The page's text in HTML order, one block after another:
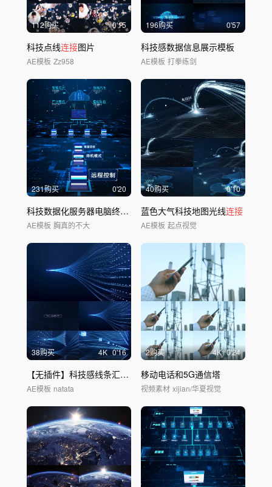
112购买 0'15
科技点线连接图片
AE模板 Zz958
196购买 0'57
科技感数据信息展示模板
AE模板 打拳练剑
231购买 0'20
科技数据化服务器电脑终端 连接云储存
AE模板 胸真的不大
40购买 0'10
蓝色大气科技地图光线连接
AE模板 起点视觉
38购买 4K 0'16
【无插件】科技感线条汇聚_AE+C4D
AE模板 natata
2购买 4K 0'24
移动电话和5G通信塔
视频素材 xijian/华夏视觉